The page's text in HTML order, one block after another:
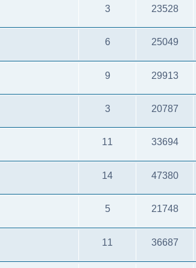
3 23528
6 25049
9 29913
3 20787
11 33694
14 47380
5 21748
11 36687